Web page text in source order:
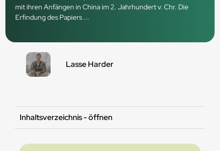
mit ihren Anfängen in China im 2. Jahrhundert v. Chr. Die
Erfindung des Papiers ...
Inhaltsverzeichnis - öffnen
Lasse Harder